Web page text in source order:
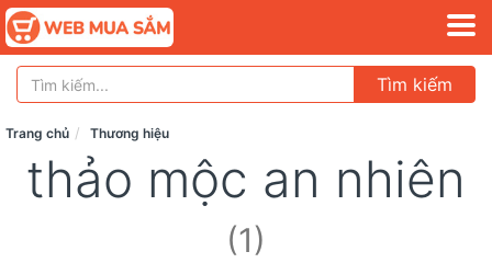
Tìm kiếm
Trang chủ Thương hiệu
thảo mộc an nhiên
(1)